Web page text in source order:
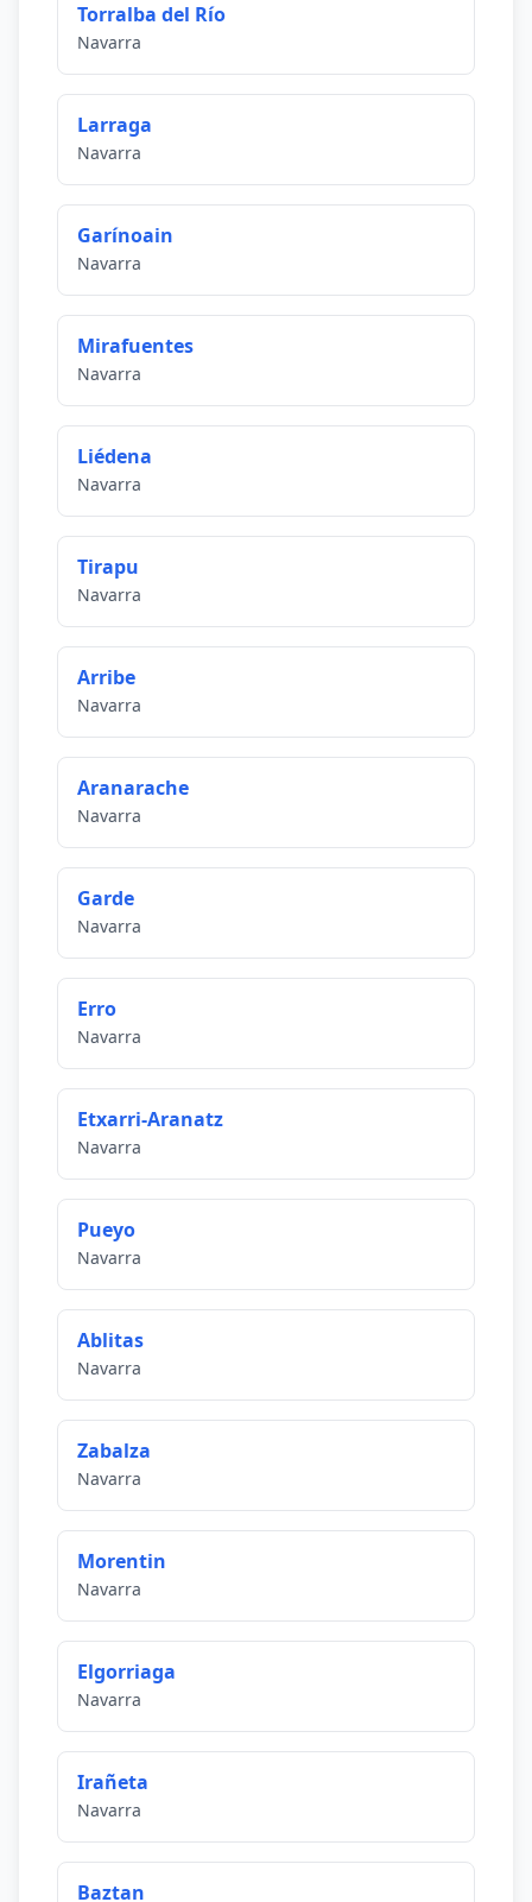
Torralba del Río
Navarra
Larraga
Navarra
Garínoain
Navarra
Mirafuentes
Navarra
Liédena
Navarra
Tirapu
Navarra
Arribe
Navarra
Aranarache
Navarra
Garde
Navarra
Erro
Navarra
Etxarri-Aranatz
Navarra
Pueyo
Navarra
Ablitas
Navarra
Zabalza
Navarra
Morentin
Navarra
Elgorriaga
Navarra
Irañeta
Navarra
Baztan